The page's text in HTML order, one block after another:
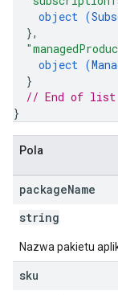
object (
},
object (
}
// End of list
}
Pola
packageName
string
Nazwa pakietu
sku